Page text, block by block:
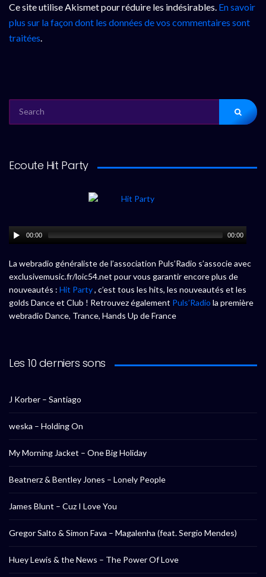
Ce site utilise Akismet pour réduire les indésirables. En savoir
plus sur la façon dont les données de vos commentaires sont
traitées.
FOR:
Ecoute Hit Party
00:00 00:00
La webradio généraliste de l’association Puls’Radio s’associe avec
exclusivemusic.fr/loic54.net pour vous garantir encore plus de
nouveautés : Hit Party, c’est tous les hits, les nouveautés et les
golds Dance et Club ! Retrouvez également Puls’Radio la première
webradio Dance, Trance, Hands Up de France
Les 10 derniers sons
J Korber – Santiago
weska – Holding On
My Morning Jacket – One Big Holiday
Beatnerz & Bentley Jones – Lonely People
James Blunt – Cuz I Love You
Gregor Salto & Simon Fava – Magalenha (feat. Sergio Mendes)
Huey Lewis & the News – The Power Of Love